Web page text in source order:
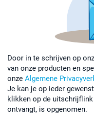
Door in te schrijven op
van onze producten en
onze Algemene
Je kan je op ieder
klikken op de
ontvangt, is opgenomen.